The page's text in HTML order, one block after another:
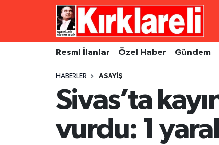
Resmi İlanlar Özel Haber Gündem
HABERLER ASAYIŞ
Sivas’ta
vurdu: 1
Resmi İlanlar
Ekonomi
Kültür Sanat
Gizlilik Sözleşmesi
Merkez Nöbetçi Eczaneler
Merkez Trafik Yoğunluk Haritası
Süper Lig Puan Durumu ve Fikstür
Tüm Manşetler